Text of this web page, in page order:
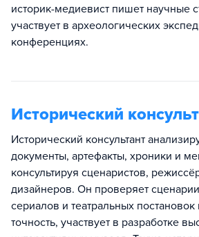
историк-медиевист пишет научные
участвует в археологических
конференциях.
Исторический
Исторический консультант
документы, артефакты, хроники и
консультируя сценаристов,
дизайнеров. Он проверяет
сериалов и театральных
точность, участвует в разработке